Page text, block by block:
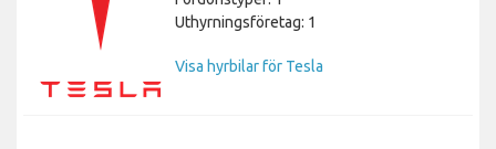
Uthyrningsföretag: 1
Visa hyrbilar för Tesla